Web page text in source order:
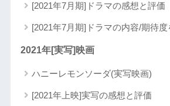
[2021年7月期]ドラマの感想と評価
[2021年7月期]ドラマの内容/期待度
2021年[実写]映画
ハニーレモンソーダ(実写映画)
[2021年上映]実写の感想と評価